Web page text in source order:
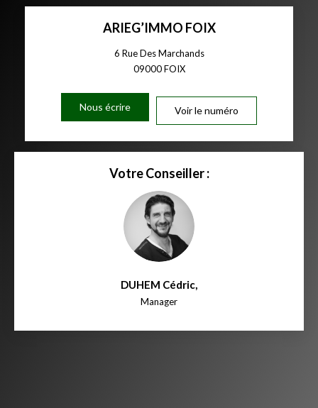
ARIEG’IMMO FOIX
6 Rue Des Marchands
09000FOIX
Nous écrire Voir le numéro
Votre Conseiller :
DUHEM Cédric,
Manager